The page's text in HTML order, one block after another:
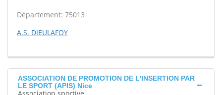
Département: 75013
A.S. DIEULAFOY
ASSOCIATION DE PROMOTION DE L'INSERTION PAR
LE SPORT (APIS) Nice